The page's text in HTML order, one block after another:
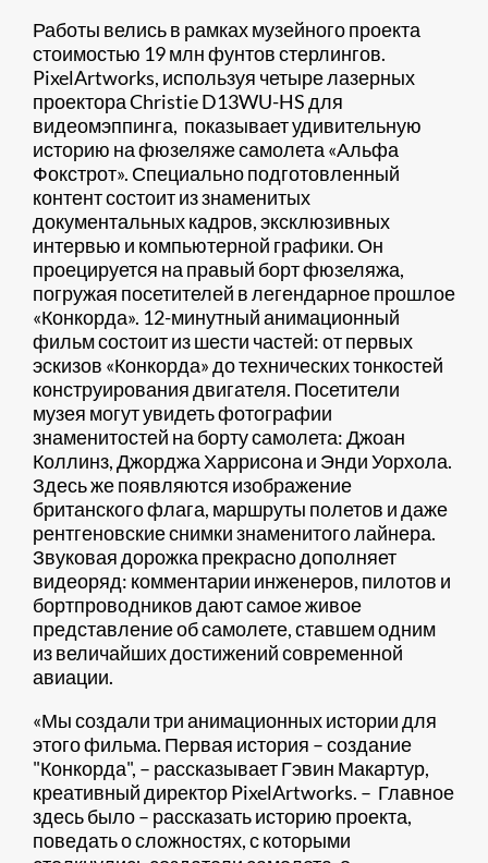
Работы велись в рамках музейного проекта
стоимостью 19 млн фунтов стерлингов.
PixelArtworks, используя четыре лазерных
проектора Christie D13WU-HS для
видеомэппинга, показывает удивительную
историю на фюзеляже самолета «Альфа
Фокстрот». Специально подготовленный
контент состоит из знаменитых
документальных кадров, эксклюзивных
интервью и компьютерной графики. Он
проецируется на правый борт фюзеляжа,
погружая посетителей в легендарное прошлое
«Конкорда». 12-минутный анимационный
фильм состоит из шести частей: от первых
эскизов «Конкорда» до технических тонкостей
конструирования двигателя. Посетители
музея могут увидеть фотографии
знаменитостей на борту самолета: Джоан
Коллинз, Джорджа Харрисона и Энди Уорхола.
Здесь же появляются изображение
британского флага, маршруты полетов и даже
рентгеновские снимки знаменитого лайнера.
Звуковая дорожка прекрасно дополняет
видеоряд: комментарии инженеров, пилотов и
бортпроводников дают самое живое
представление об самолете, ставшем одним
из величайших достижений современной
авиации.
«Мы создали три анимационных истории для
этого фильма. Первая история – создание
"Конкорда", – рассказывает Гэвин Макартур,
креативный директор PixelArtworks. – Главное
здесь было – рассказать историю проекта,
поведать о сложностях, с которыми